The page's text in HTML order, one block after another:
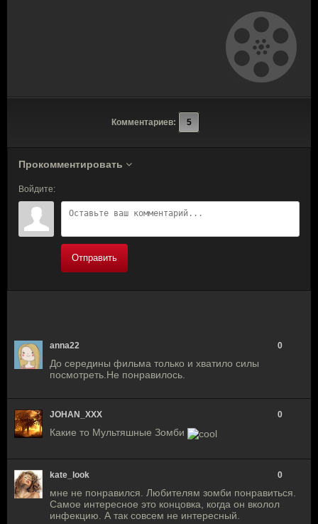
Комментариев: 5
Прокомментировать
Войдите:
Отправить
anna22 0
До середины фильма только и хватило силы
посмотреть.Не понравилось.
JOHAN_XXX 0
Какие то Мультяшные Зомби
kate_look 0
мне не понравился. Любителям зомби понравиться.
Самое интересное это концовка, когда он вколол
инфекцию. А так совсем не интересный.